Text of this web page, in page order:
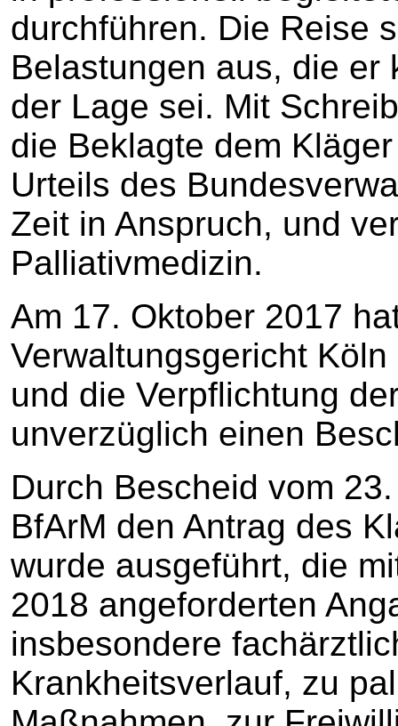
durchführen. Die Reise
Belastungen aus, die er
der Lage sei. Mit
die Beklagte dem
Urteils des
Zeit in Anspruch, und
Palliativmedizin.
Am 17. Oktober 2017
Verwaltungsgericht
und die Verpflichtung
unverzüglich einen
Durch Bescheid vom
BfArM den Antrag des
wurde ausgeführt, die
2018 angeforderten
insbesondere
Krankheitsverlauf, zu